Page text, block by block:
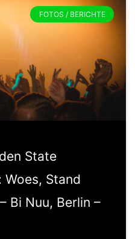
FOTOS / BERICHTE
State
Stand
Bi Nuu, Berlin –